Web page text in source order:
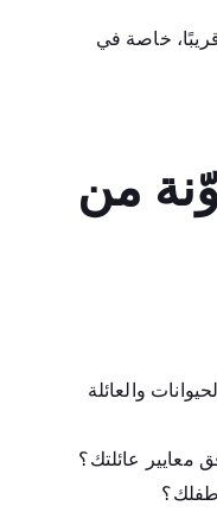
خاصة في
من
والعائلة
عائلتك؟
طفلك؟